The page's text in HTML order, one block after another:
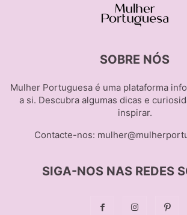
SOBRE NÓS
Mulher Portuguesa é uma plataforma
a si. Descubra algumas dicas e
inspirar.
Contacte-nos:
SIGA-NOS NAS REDES